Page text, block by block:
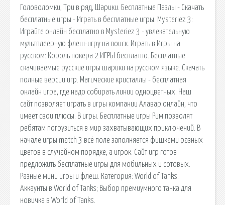
Головоломки, Три в ряд, Шарики. Бесплатные Пазлы - Скачать
бесплатные игры - Играть в бесплатные игры. Mysteriez 3:
Играйте онлайн бесплатно в Mysteriez 3 - увлекательную
мультплеерную флеш-игру на поиск. Играть в Игры на
русском: Король покера 2 ИГРЫ бесплатно. Бесплатные
скачиваемые русские игры шарики на русском языке. Скачать
полные версии игр. Магические кристаллы - бесплатная
онлайн игра, где надо собирать линии одноцветных. Наш
сайт позволяет играть в игры компании Алавар онлайн, что
имеет свои плюсы. В игры. Бесплатные игры Рим позволят
ребятам погрузиться в мир захватывающих приключений. В
начале игры match 3 всё поле заполняется фишками разных
цветов в случайном порядке, а игрок. Сайт игр готов
предложить бесплатные игры для мобильных и сотовых.
Разные мини игры и флеш. Категория: World of Tanks.
Аккаунты в World of Tanks; Выбор премиумного танка для
новичка в World of Tanks.